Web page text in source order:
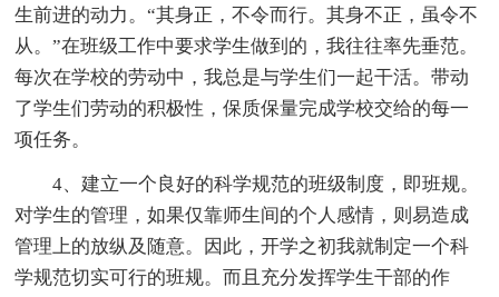
生前进的动力。“其身正，不令而行。其身不正，虽令不
从。”在班级工作中要求学生做到的，我往往率先垂范。
每次在学校的劳动中，我总是与学生们一起干活。带动
了学生们劳动的积极性，保质保量完成学校交给的每一
项任务。
4、建立一个良好的科学规范的班级制度，即班规。
对学生的管理，如果仅靠师生间的个人感情，则易造成
管理上的放纵及随意。因此，开学之初我就制定一个科
学规范切实可行的班规。而且充分发挥学生干部的作